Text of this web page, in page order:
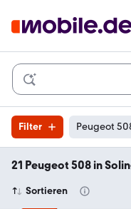
Filter Peugeot
21 Peugeot 508 in
Sortieren